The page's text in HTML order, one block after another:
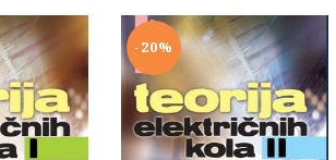
najnovijem
-20%